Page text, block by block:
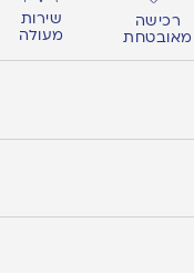
רכישה
מאובטחת
שירות
מעולה